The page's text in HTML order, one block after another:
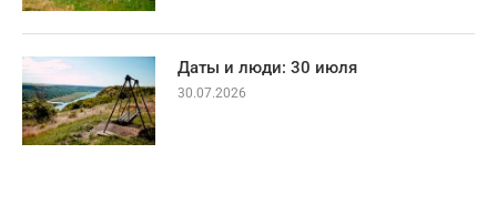
Даты и люди: 30 июля
30.07.2026